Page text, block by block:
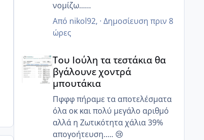
νομίζω...
Γιατί ο άντρας μου έχει 85%
κινητικότητα, αλλα 6 ώρες μετά
μόνο 20% ζουν και 12 ώρες μετά
Γι αυτό μας είπε να κάνουμε πιο
στοχευμένα επαφή..
Μετά από κάποιες ώρες πόσα
ζουν?
Από nikol92, · Δημοσίευση πριν 8
ώρες
Του Ιούλη τα τεστάκια θα
βγάλουνε χοντρά
μπουτάκια
Πφφφ πήραμε τα αποτελέσματα
όλα οκ και πολύ μεγάλο αριθμό
αλλά η Ζωτικότητα χάλια 39%
απογοήτευση..... 😢